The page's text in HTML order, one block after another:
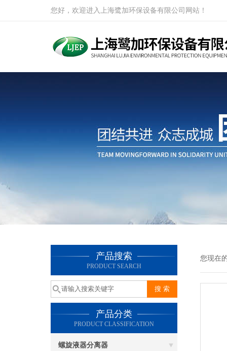
您好，欢迎进入上海鹭加环保设备有限公司网站！
产品搜索
PRODUCT SEARCH
产品分类
PRODUCT CLASSIFICATION
螺旋液器分离器
您现在